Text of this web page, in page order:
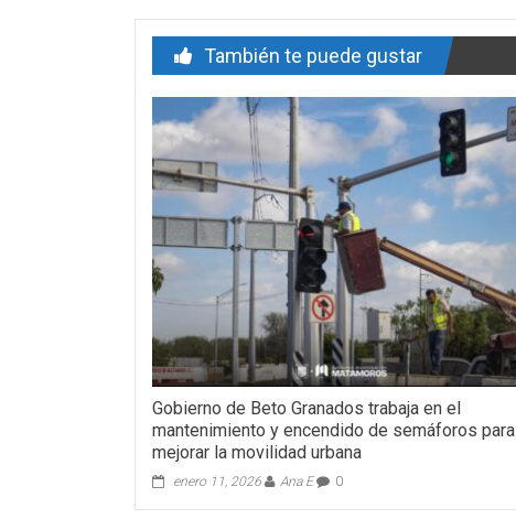
También te puede gustar
Gobierno de Beto Granados trabaja en el
mantenimiento y encendido de semáforos para
mejorar la movilidad urbana
enero 11, 2026 Ana E 0